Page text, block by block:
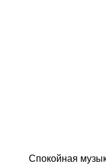
Спокойная